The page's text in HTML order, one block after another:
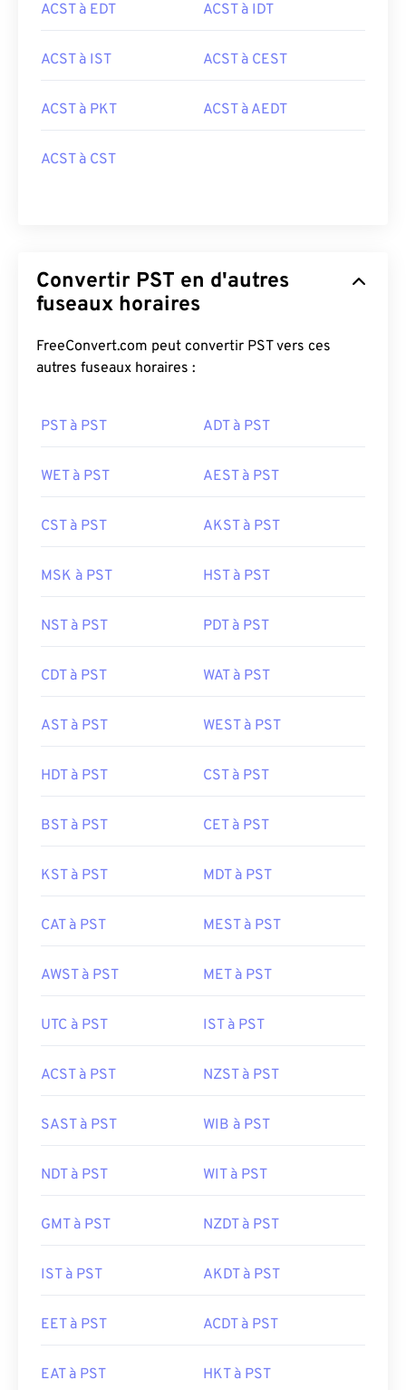
ACST à EDT ACST à IDT
ACST à IST ACST à CEST
ACST à PKT ACST à AEDT
ACST à CST
Convertir PST en d'autres
fuseaux horaires
FreeConvert.com peut convertir PST vers ces
autres fuseaux horaires :
PST à PST ADT à PST
WET à PST AEST à PST
CST à PST AKST à PST
MSK à PST HST à PST
NST à PST PDT à PST
CDT à PST WAT à PST
AST à PST WEST à PST
HDT à PST CST à PST
BST à PST CET à PST
KST à PST MDT à PST
CAT à PST MEST à PST
AWST à PST MET à PST
UTC à PST IST à PST
ACST à PST NZST à PST
SAST à PST WIB à PST
NDT à PST WIT à PST
GMT à PST NZDT à PST
IST à PST AKDT à PST
EET à PST ACDT à PST
EAT à PST HKT à PST